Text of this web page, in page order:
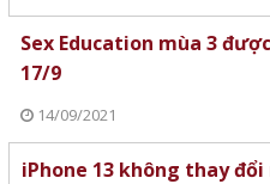
Sex Education mùa 3
17/9
14/09/2021
iPhone 13 không thay